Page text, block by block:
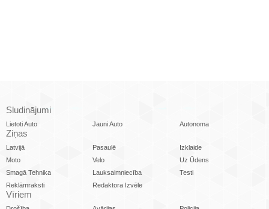
Sludinājumi
Lietoti Auto Jauni Auto Autonoma
Ziņas
Latvijā Pasaulē
Izklaide
Moto
Velo
Uz Ūdens
Smagā Tehnika
Lauksaimniecība
Testi
Reklāmraksti
Redaktora Izvēle
Vīriem